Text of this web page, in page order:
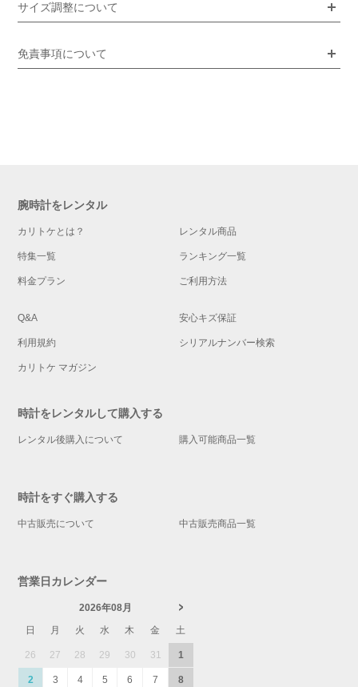
サイズ調整について
免責事項について
腕時計をレンタル
カリトケとは？ レンタル商品
特集一覧 ランキング一覧
料金プラン ご利用方法
Q&A 安心キズ保証
利用規約 シリアルナンバー検索
カリトケ マガジン
時計をレンタルして購入する
レンタル後購入について 購入可能商品一覧
時計をすぐ購入する
中古販売について 中古販売商品一覧
営業日カレンダー
2026年08月
日
月 火 水 木 金 土
26 27 28 29 30 31 1
2 3 4 5 6 7 8